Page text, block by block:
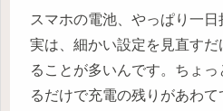
スマホの電池、やっぱり一日
実は、細かい設定を見直す
ることが多いんです。ちょ
るだけで充電の残りがあわて